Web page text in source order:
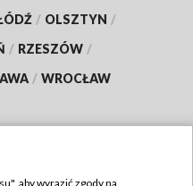
/ OLSZTYN /
/ RZESZÓW /
/ WROCŁAW
aby wyrazić zgody na